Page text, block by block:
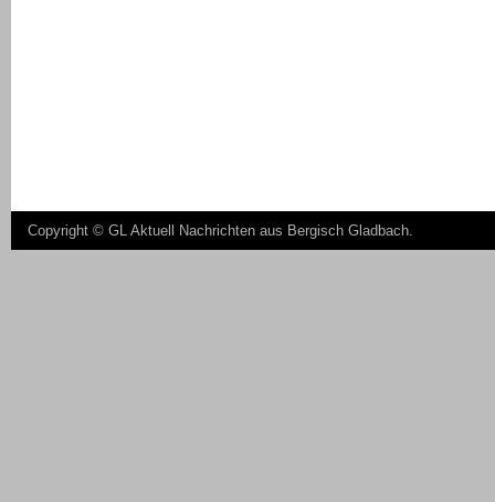
Copyright © GL Aktuell Nachrichten aus Bergisch Gladbach.